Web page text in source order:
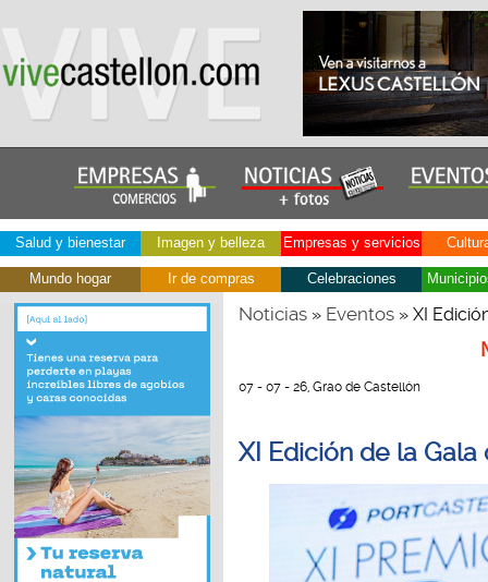
Salud y bienestar Imagen y belleza Empresas y servicios
Mundo hogar Ir de compras Celebraciones
Noticias» Eventos» XI
07 - 07 - 26, Grao de Castellón
XI Edición de la Gala